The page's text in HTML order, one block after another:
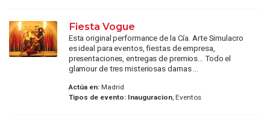
Fiesta Vogue
Esta original performance de la Cía. Arte Simulacro
es ideal para eventos, fiestas de empresa,
presentaciones, entregas de premios... Todo el
glamour de tres misteriosas damas ...
Actúa en:Madrid
Tipos de evento: Inauguracion, Eventos